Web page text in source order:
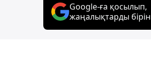
Google-ға қосылып,
жаңалықтарды